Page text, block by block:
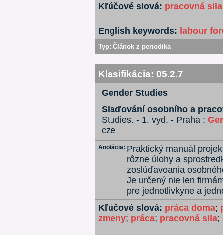
Kľúčové slová: pracovná sila
English keywords: labour
Typ: Článok z periodika
Klasifikácia: 05.2.7
Gender Studies
Slaďování osobního a
Studies. - 1. vyd. - Praha :
cze
Anotácia: Praktický manuál
rôzne úlohy a
zoslúďavoania
Je určený nie len
pre jednotlivkyne a
Kľúčové slová: práca doma;
zmeny; práca; pracovná sila;